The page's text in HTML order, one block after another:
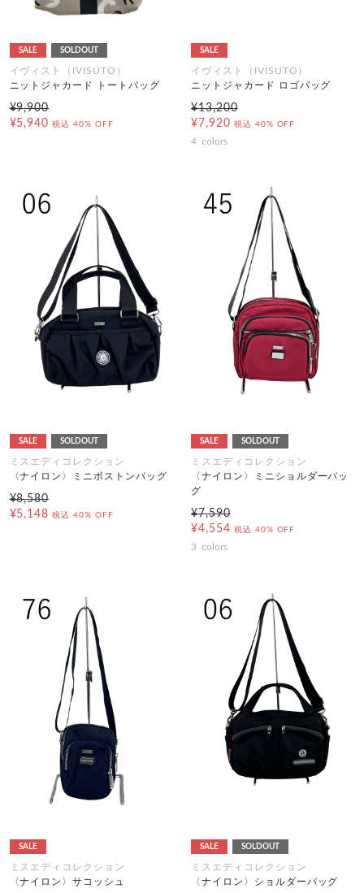
SALE SOLDOUT
イヴィスト（IVISUTO）
ニットジャカード トートバッグ
¥9,900
¥5,940 税込 40% OFF
SALE
イヴィスト（IVISUTO）
ニットジャカード ロゴバッグ
¥13,200
¥7,920 税込 40% OFF
4 colors
SALE SOLDOUT
ミスエディコレクション
〈ナイロン〉ミニボストンバッグ
¥8,580
¥5,148 税込 40% OFF
SALE SOLDOUT
ミスエディコレクション
〈ナイロン〉ミニショルダーバッ
グ
¥7,590
¥4,554 税込 40% OFF
3 colors
SALE
ミスエディコレクション
〈ナイロン〉サコッシュ
SALE SOLDOUT
ミスエディコレクション
〈ナイロン〉ショルダーバッグ